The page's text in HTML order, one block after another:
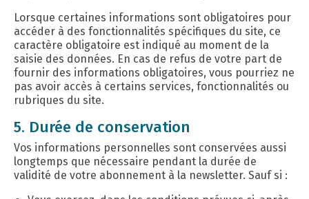
Lorsque certaines informations sont obligatoires pour
accéder à des fonctionnalités spécifiques du site, ce
caractère obligatoire est indiqué au moment de la
saisie des données. En cas de refus de votre part de
fournir des informations obligatoires, vous pourriez ne
pas avoir accès à certains services, fonctionnalités ou
rubriques du site.
5. Durée de conservation
Vos informations personnelles sont conservées aussi
longtemps que nécessaire pendant la durée de
validité de votre abonnement à la newsletter. Sauf si :